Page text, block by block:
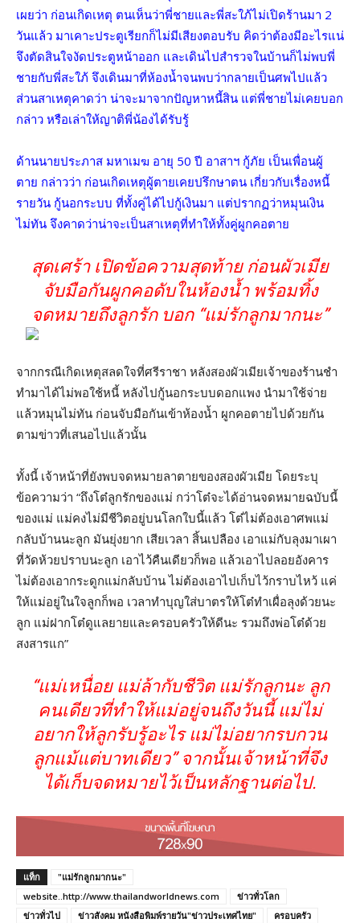
เผยว่า ก่อนเกิดเหตุ ตนเห็นว่าพี่ชายและพี่สะใภ้ไม่เปิดร้านมา 2
วันแล้ว มาเคาะประตูเรียกก็ไม่มีเสียงตอบรับ คิดว่าต้องมีอะไรแน่
จึงตัดสินใจงัดประตูหน้าออก และเดินไปสำรวจในบ้านก็ไม่พบพี่
ชายกับพี่สะใภ้ จึงเดินมาที่ห้องน้ำจนพบว่ากลายเป็นศพไปแล้ว
ส่วนสาเหตุคาดว่า น่าจะมาจากปัญหาหนี้สิน แต่พี่ชายไม่เคยบอก
กล่าว หรือเล่าให้ญาติพี่น้องได้รับรู้
ด้านนายประภาส มหาเมฆ อายุ 50 ปี อาสาฯ กู้ภัย เป็นเพื่อนผู้
ตาย กล่าวว่า ก่อนเกิดเหตุผู้ตายเคยปรึกษาตน เกี่ยวกับเรื่องหนี้
รายวัน กู้นอกระบบ ที่ทั้งคู่ได้ไปกู้เงินมา แต่ปรากฏว่าหมุนเงิน
ไม่ทัน จึงคาดว่าน่าจะเป็นสาเหตุที่ทำให้ทั้งคู่ผูกคอตาย
สุดเศร้า เปิดข้อความสุดท้าย ก่อนผัวเมีย
จับมือกันผูกคอดับในห้องน้ำ พร้อมทิ้ง
จดหมายถึงลูกรัก บอก “แม่รักลูกมากนะ”
จากกรณีเกิดเหตุสลดใจที่ศรีราชา หลังสองผัวเมียเจ้าของร้านชำ
ทำมาได้ไม่พอใช้หนี้ หลังไปกู้นอกระบบดอกแพง นำมาใช้จ่าย
แล้วหมุนไม่ทัน ก่อนจับมือกันเข้าห้องน้ำ ผูกคอตายไปด้วยกัน
ตามข่าวที่เสนอไปแล้วนั้น
ทั้งนี้ เจ้าหน้าที่ยังพบจดหมายลาตายของสองผัวเมีย โดยระบุ
ข้อความว่า “ถึงโต๋ลูกรักของแม่ กว่าโต๋จะได้อ่านจดหมายฉบับนี้
ของแม่ แม่คงไม่มีชีวิตอยู่บนโลกใบนี้แล้ว โต๋ไม่ต้องเอาศพแม่
กลับบ้านนะลูก มันยุ่งยาก เสียเวลา สิ้นเปลือง เอาแม่กับลุงมาเผา
ที่วัดห้วยปราบนะลูก เอาไว้คืนเดียวก็พอ แล้วเอาไปลอยอังคาร
ไม่ต้องเอากระดูกแม่กลับบ้าน ไม่ต้องเอาไปเก็บไว้กราบไหว้ แค่
ให้แม่อยู่ในใจลูกก็พอ เวลาทำบุญใส่บาตรให้โต๋ทำเผื่อลุงด้วยนะ
ลูก แม่ฝากโต๋ดูแลยายและครอบครัวให้ดีนะ รวมถึงพ่อโต๋ด้วย
สงสารแก”
“แม่เหนื่อย แม่ล้ากับชีวิต แม่รักลูกนะ ลูก
คนเดียวที่ทำให้แม่อยู่จนถึงวันนี้ แม่ไม่
อยากให้ลูกรับรู้อะไร แม่ไม่อยากรบกวน
ลูกแม้แต่บาทเดียว” จากนั้นเจ้าหน้าที่จึง
ได้เก็บจดหมายไว้เป็นหลักฐานต่อไป.
แท็ก
"แม่รักลูกมากนะ"
website..http://www.thailandworldnews.com
ข่าวทั่วโลก
ข่าวทั่วไป
ข่าวสังคม หนังสือพิมพ์รายวัน"ข่าวประเทศไทย"
ครอบครัว